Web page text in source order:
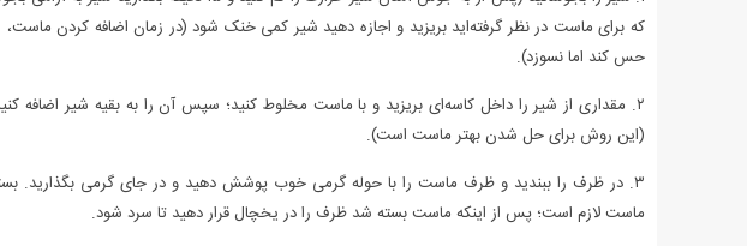
که برای ماست در نظر گرفته‌اید بریزید و اجازه دهید شیر کمی خنک شود (در زمان اضافه کردن ماست،
حس کند اما نسوزد).
۲. مقداری از شیر را داخل کاسه‌ای بریزید و با ماست مخلوط کنید؛ سپس آن را به بقیه شیر اضافه
(این روش برای حل شدن بهتر ماست است).
ماست لازم است؛ پس از اینکه ماست بسته شد ظرف را در یخچال قرار دهید تا سرد شود.